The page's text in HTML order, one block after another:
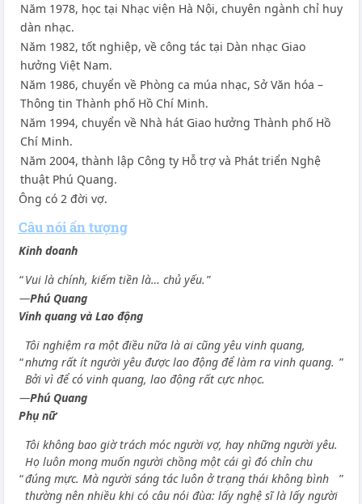
Năm 1978, học tại Nhạc viện Hà Nội, chuyên ngành chỉ huy
dàn nhạc.
Năm 1982, tốt nghiệp, về công tác tại Dàn nhạc Giao
hưởng Việt Nam.
Năm 1986, chuyển về Phòng ca múa nhạc, Sở Văn hóa –
Thông tin Thành phố Hồ Chí Minh.
Năm 1994, chuyển về Nhà hát Giao hưởng Thành phố Hồ
Chí Minh.
Năm 2004, thành lập Công ty Hỗ trợ và Phát triển Nghệ
thuật Phú Quang.
Ông có 2 đời vợ.
Câu nói ấn tượng
Kinh doanh
“Vui là chính, kiếm tiền là… chủ yếu. ”
—Phú Quang
Vinh quang và Lao động
“
Tôi nghiệm ra một điều nữa là ai cũng yêu vinh quang,
nhưng rất ít người yêu được lao động để làm ra vinh quang.
Bởi vì để có vinh quang, lao động rất cực nhọc.
”
—Phú Quang
Phụ nữ
“
Tôi không bao giờ trách móc người vợ, hay những người yêu.
Họ luôn mong muốn người chồng một cái gì đó chỉn chu
đúng mực. Mà người sáng tác luôn ở trạng thái không bình
thường nên nhiều khi có câu nói đùa: lấy nghệ sĩ là lấy người
”